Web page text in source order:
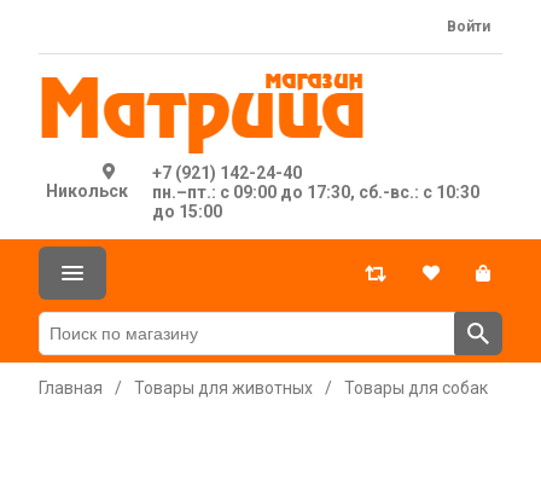
Никольск
+7 (921) 142-24-40
пн.–пт.: с 09:00 до 17:30, сб.-вс.: с 10:30
до 15:00
Войти
Главная / Товары для животных / Товары для собак